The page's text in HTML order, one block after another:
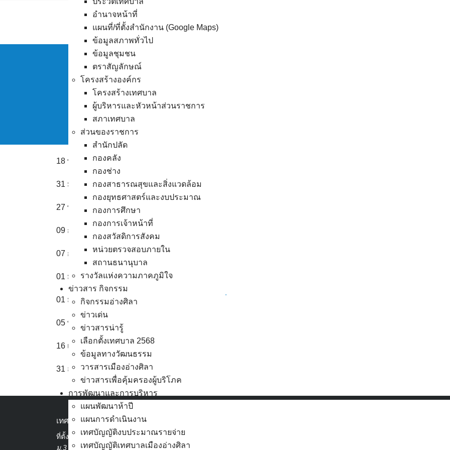
อำนาจหน้าที่
แผนที่/ที่ตั้งสำนักงาน (Google Maps)
ข้อมูลสภาพทั่วไป
ข้อมูลชุมชน
ตราสัญลักษณ์
โครงสร้างองค์กร
โครงสร้างเทศบาล
ผู้บริหารและหัวหน้าส่วนราชการ
สภาเทศบาล
ส่วนของราชการ
สำนักปลัด
กองคลัง
กองช่าง
กองสาธารณสุขและสิ่งแวดล้อม
กองยุทธศาสตร์และงบประมาณ
กองการศึกษา
กองการเจ้าหน้าที่
กองสวัสดิการสังคม
หน่วยตรวจสอบภายใน
สถานธนานุบาล
รางวัลแห่งความภาคภูมิใจ
ข่าวสาร กิจกรรม
กิจกรรมอ่างศิลา
ข่าวเด่น
ข่าวสารน่ารู้
เลือกตั้งเทศบาล 2568
ข้อมูลทางวัฒนธรรม
วารสารเมืองอ่างศิลา
ข่าวสารเพื่อคุ้มครองผู้บริโภค
การพัฒนาและการบริหาร
แผนพัฒนาห้าปี
แผนการดำเนินงาน
เทศบัญญัติงบประมาณรายจ่าย
เทศบัญญัติเทศบาลเมืองอ่างศิลา
18 พ.ค. 2569 คำสั่งแต่งตั้งคณะทำงานขับเคลื่อนเรื่องจริยธรรม พ.ศ. 2569
31 ม.ค. 2568 คำสั่งแต่งตั้งคณะกรรมการทำงานขับเคลื่อนเรื่องจริยธรรมประจำเทศบาล พ.ศ. 2568
27 พ.ค. 2567 ปัจจัยประกอบการพิจารณาจัดทำมาตรฐานคุณธรรมและจริยธรรม
09 ก.ย. 2565
07 ก.ย. 2565 ประมวลคุณธรรม จริยธรรมของข้าราชการเทศบาลเมืองอ่างศิลา
01 มี.ค. 2565 ประมวลจริยธรรมผู้บริหารท้องถิ่น
01 มี.ค. 2565 ประมวลจริยธรรมสมาชิกสภาท้องถิ่น
05 พ.ย. 2564 ประมวลจริยธรรมพนักงานส่วนท้องถิ่น
16 เม.ย. 2562 พ.ร.บ.มาตรฐานทางจริยธรรม พ.ศ. 2562
31 ส.ค. 2558 มาตรฐานทั่วไปเกี่ยวกับจริยธรรม
เทศบาลเมืองอ่างศิลา
ที่ตั้ง : สำนักงานเทศบาลเมืองอ่างศิลา 90/338
ม.3 ต.เสม็ด อ.เมือง จ.ชลบุรี 20000